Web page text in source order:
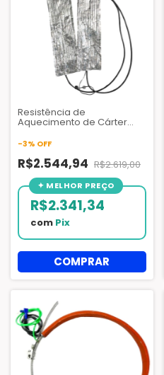
Resistência de
Aquecimento de Cárter
400V - 500W Chiller 30GX
Ref. 30GX428322 - AZQ127
-3% OFF
R$2.544,94 R$2.619,00
R$2.341,34
com Pix